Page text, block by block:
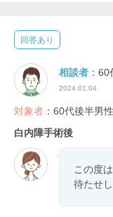
回答あり
相談者 ：
2024.01.04
対象者 ：60代後半男性
白内障手術後
この度
待たせ